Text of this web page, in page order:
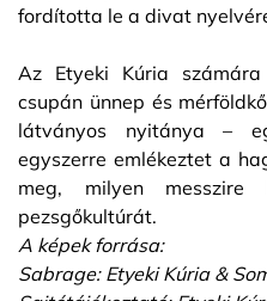
fordította le a divat
Az Etyeki Kúria
csupán ünnep és
látványos nyitánya –
egyszerre emlékeztet a
meg, milyen
pezsgőkultúrát.
A képek forrása:
Sabrage: Etyeki Kúria &